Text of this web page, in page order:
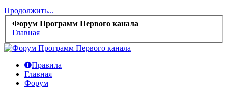
Продолжить...
Форум Программ Первого канала
Главная
Правила
Главная
Форум